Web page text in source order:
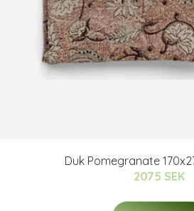
Duk Pomegranate
2075 SEK